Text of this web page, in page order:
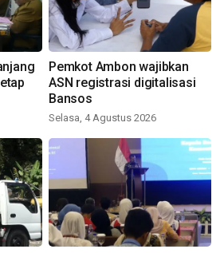
Pemkot Ambon wajibkan
ASN registrasi digitalisasi
Bansos
Selasa, 4 Agustus 2026